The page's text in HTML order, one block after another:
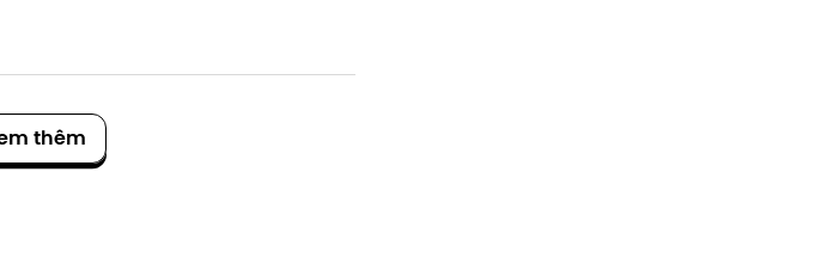
thêm